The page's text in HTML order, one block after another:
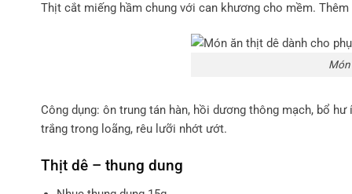
Thịt cắt miếng hầm chung với can khương cho mềm.
Món
Công dụng: ôn trung tán hàn, hồi dương thông mạch, bổ
trắng trong loãng, rêu lưỡi nhớt ướt.
Thịt dê – thung dung